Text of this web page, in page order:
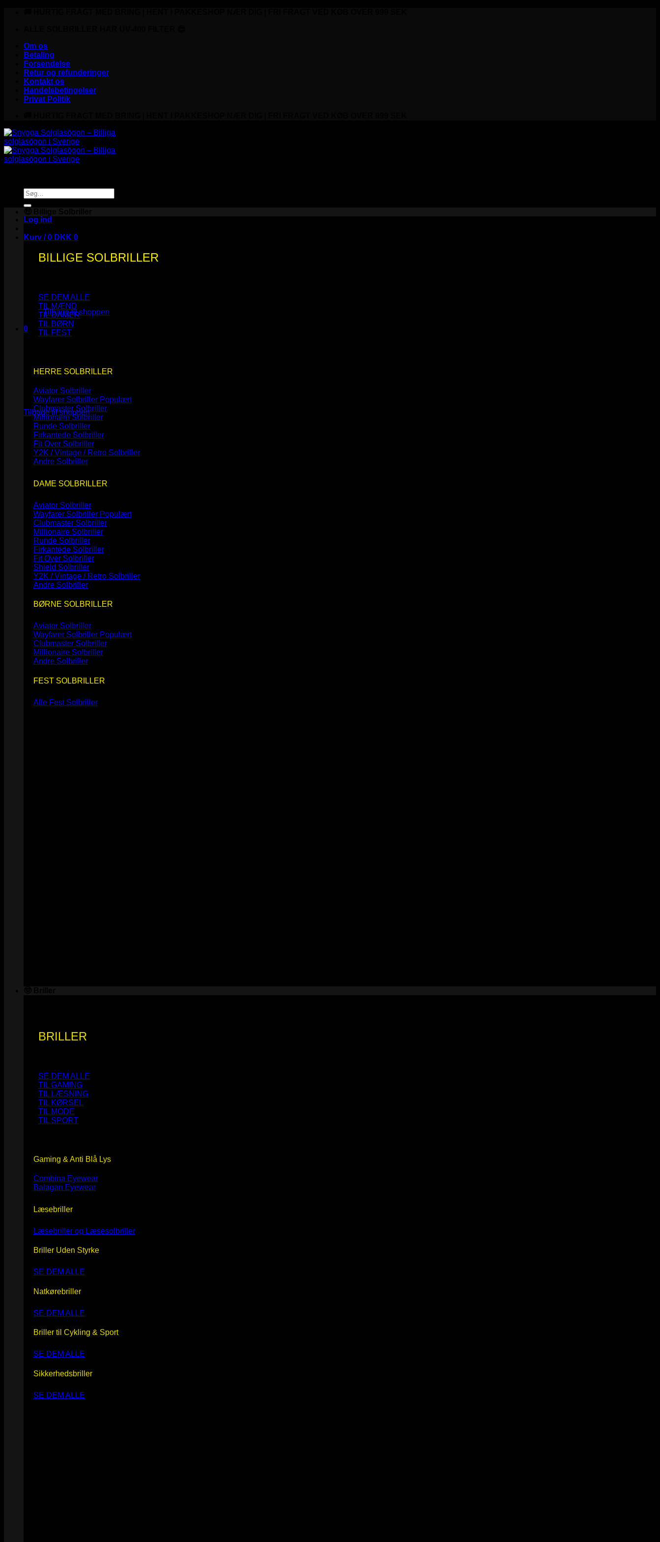
Om os
Betaling
Forsendelse
Retur og refunderinger
Kontakt os
Handelsbetingelser
Privat Politik
Søg
efter:
Log ind
Kurv /0 DKK 0
Ingen varer i kurven.
Tilbage til shoppen
0
Kurv
Ingen varer i kurven.
Tilbage til shoppen
BILLIGE SOLBRILLER
SE DEM ALLE
TIL MÆND
TIL DAMER
TIL BØRN
TIL FEST
HERRE SOLBRILLER
Aviator Solbriller
Wayfarer Solbriller
Clubmaster Solbriller
Millionaire Solbriller
Runde Solbriller
Firkantede Solbriller
Fit Over Solbriller
Y2K / Vintage / Retro Solbriller
Andre Solbriller
DAME SOLBRILLER
Aviator Solbriller
Wayfarer Solbriller
Clubmaster Solbriller
Millionaire Solbriller
Runde Solbriller
Firkantede Solbriller
Fit Over Solbriller
Shield Solbriller
Y2K / Vintage / Retro Solbriller
Andre Solbriller
BØRNE SOLBRILLER
Aviator Solbriller
Wayfarer Solbriller
Clubmaster Solbriller
Millionaire Solbriller
Andre Solbriller
FEST SOLBRILLER
Alle Fest Solbriller
BRILLER
SE DEM ALLE
TIL GAMING
TIL LÆSNING
TIL KØRSEL
TIL MODE
TIL SPORT
Gaming & Anti Blå Lys
Combina Eyewear
Balagan Eyewear
Læsebriller
Læsebriller og Læsesolbriller
Briller Uden Styrke
SE DEM ALLE
Natkørebriller
SE DEM ALLE
Briller til Cykling & Sport
SE DEM ALLE
Sikkerhedsbriller
SE DEM ALLE